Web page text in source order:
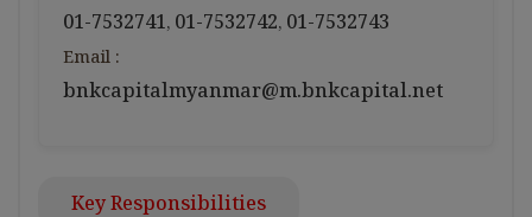
01-7532741, 01-7532742, 01-7532743
Email :
bnkcapitalmyanmar@m.bnkcapital.net
Key Responsibilities